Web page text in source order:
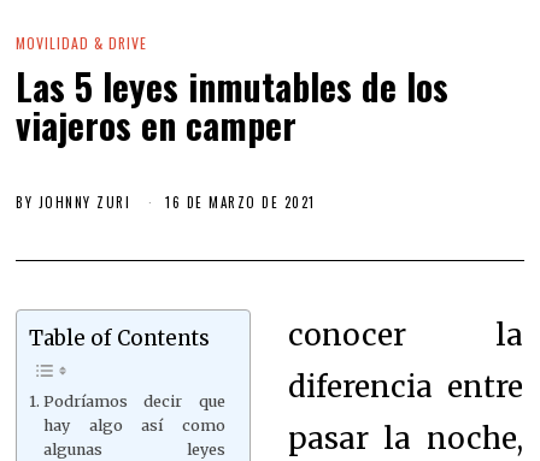
MOVILIDAD & DRIVE
Las 5 leyes inmutables de los
viajeros en camper
BY JOHNNY ZURI 16 DE MARZO DE 2021
Table of Contents
Podríamos decir que
hay algo así como
algunas leyes
conocer la
diferencia entre
pasar la noche,